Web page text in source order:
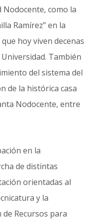
como la
Ramírez” en la
hoy viven decenas
También
del sistema del
de la histórica casa
Nodocente, entre
en la
de distintas
orientadas al
y la
Recursos para